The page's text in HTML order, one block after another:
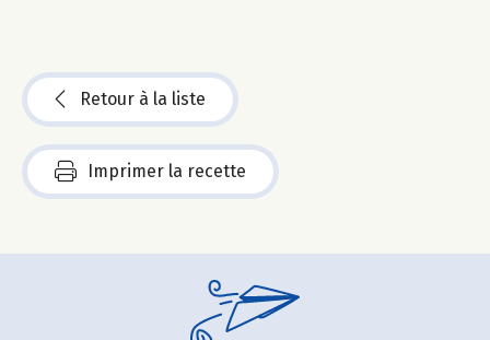
Retour à la liste
Imprimer la recette